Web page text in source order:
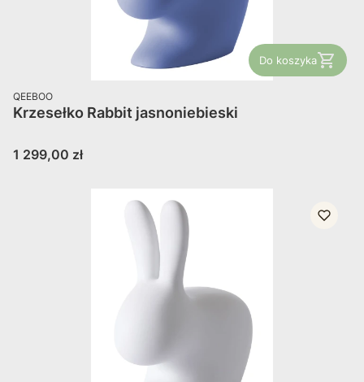
Do koszyka
PRODUCENT
QEEBOO
Krzesełko Rabbit jasnoniebieski
Cena
1 299,00 zł